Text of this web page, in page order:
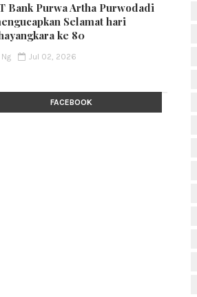
Bank Purwa Artha Purwodadi
Selamat hari
ke 80
Ng Jul 02, 2026
FACEBOOK